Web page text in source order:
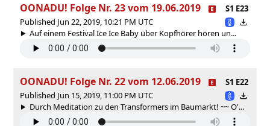
OONADU! Folge Nr. 23 vom 19.06.2019
S1 E23
Published Jun 22, 2019, 10:21 PM UTC
Auf einem Festival Ice Ice Baby über Kopfhörer hören un...
OONADU! Folge Nr. 22 vom 12.06.2019
S1 E22
Published Jun 15, 2019, 11:00 PM UTC
Durch Meditation zu den Transformers im Baumarkt! ~~ O'...